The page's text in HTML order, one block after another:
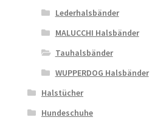
Lederhalsbänder
MALUCCHI Halsbänder
Tauhalsbänder
WUPPERDOG Halsbänder
Halstücher
Hundeschuhe